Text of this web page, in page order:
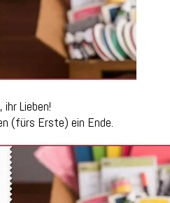
ihr Lieben!
(fürs Erste) ein Ende.